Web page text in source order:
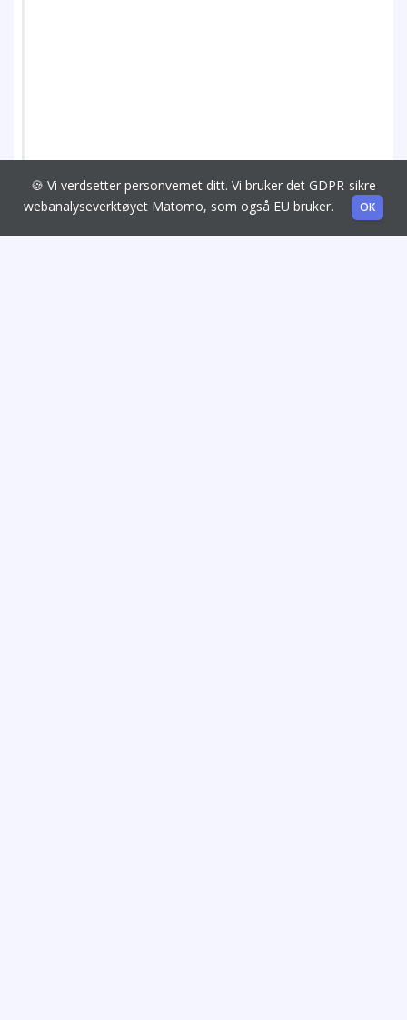
🍪 Vi verdsetter personvernet ditt. Vi bruker det GDPR-sikre
webanalyseverktøyet Matomo, som også EU bruker.
OK